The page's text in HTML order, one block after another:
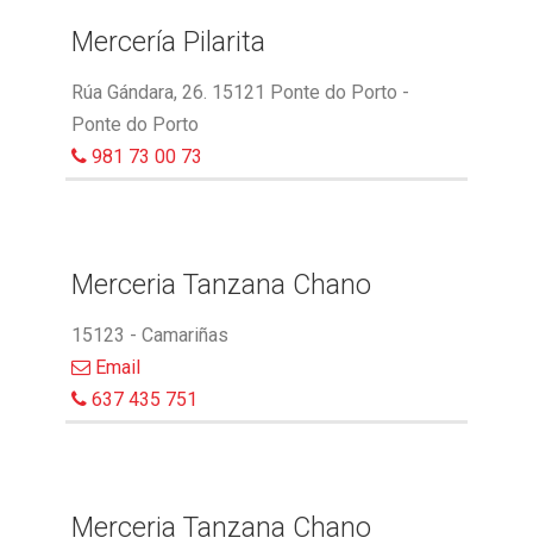
Mercería Pilarita
Rúa Gándara, 26. 15121 Ponte do Porto -
Ponte do Porto
981 73 00 73
Merceria Tanzana Chano
15123 - Camariñas
Email
637 435 751
Merceria Tanzana Chano